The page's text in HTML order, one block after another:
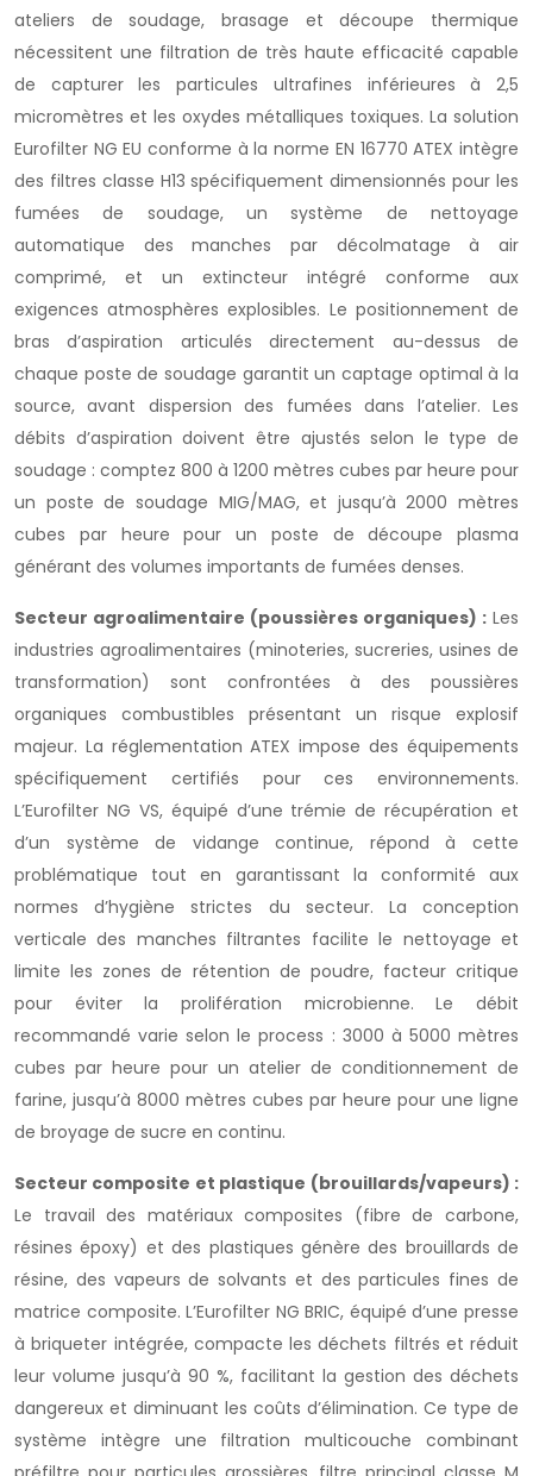
ateliers de soudage, brasage et découpe thermique
nécessitent une filtration de très haute efficacité capable
de capturer les particules ultrafines inférieures à 2,5
micromètres et les oxydes métalliques toxiques. La solution
Eurofilter NG EU conforme à la norme EN 16770 ATEX intègre
des filtres classe H13 spécifiquement dimensionnés pour les
fumées de soudage, un système de nettoyage
automatique des manches par décolmatage à air
comprimé, et un extincteur intégré conforme aux
exigences atmosphères explosibles. Le positionnement de
bras d’aspiration articulés directement au-dessus de
chaque poste de soudage garantit un captage optimal à la
source, avant dispersion des fumées dans l’atelier. Les
débits d’aspiration doivent être ajustés selon le type de
soudage : comptez 800 à 1200 mètres cubes par heure pour
un poste de soudage MIG/MAG, et jusqu’à 2000 mètres
cubes par heure pour un poste de découpe plasma
générant des volumes importants de fumées denses.
Secteur agroalimentaire (poussières organiques) : Les
industries agroalimentaires (minoteries, sucreries, usines de
transformation) sont confrontées à des poussières
organiques combustibles présentant un risque explosif
majeur. La réglementation ATEX impose des équipements
spécifiquement certifiés pour ces environnements.
L’Eurofilter NG VS, équipé d’une trémie de récupération et
d’un système de vidange continue, répond à cette
problématique tout en garantissant la conformité aux
normes d’hygiène strictes du secteur. La conception
verticale des manches filtrantes facilite le nettoyage et
limite les zones de rétention de poudre, facteur critique
pour éviter la prolifération microbienne. Le débit
recommandé varie selon le process : 3000 à 5000 mètres
cubes par heure pour un atelier de conditionnement de
farine, jusqu’à 8000 mètres cubes par heure pour une ligne
de broyage de sucre en continu.
Secteur composite et plastique (brouillards/vapeurs) :
Le travail des matériaux composites (fibre de carbone,
résines époxy) et des plastiques génère des brouillards de
résine, des vapeurs de solvants et des particules fines de
matrice composite. L’Eurofilter NG BRIC, équipé d’une presse
à briqueter intégrée, compacte les déchets filtrés et réduit
leur volume jusqu’à 90 %, facilitant la gestion des déchets
dangereux et diminuant les coûts d’élimination. Ce type de
système intègre une filtration multicouche combinant